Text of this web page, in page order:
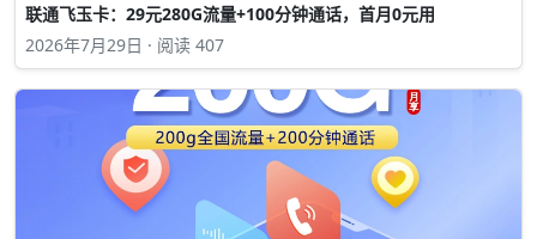
联通飞玉卡：29元280G流量+100分钟通话，首月0元用
2026年7月29日 · 阅读 407